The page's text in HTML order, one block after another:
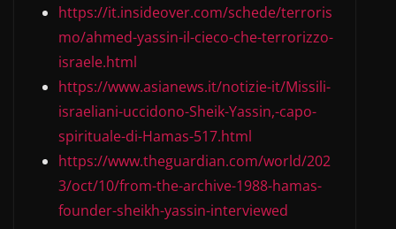
https://it.insideover.com/schede/terroris
mo/ahmed-yassin-il-cieco-che-terrorizzo-
israele.html
https://www.asianews.it/notizie-it/Missili-
israeliani-uccidono-Sheik-Yassin,-capo-
spirituale-di-Hamas-517.html
https://www.theguardian.com/world/202
3/oct/10/from-the-archive-1988-hamas-
founder-sheikh-yassin-interviewed